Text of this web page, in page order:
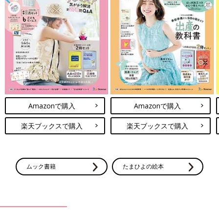
Amazonで購入
楽天ブックスで購入
Amazonで購入
楽天ブックスで購入
ムック書籍 たまひよの絵本